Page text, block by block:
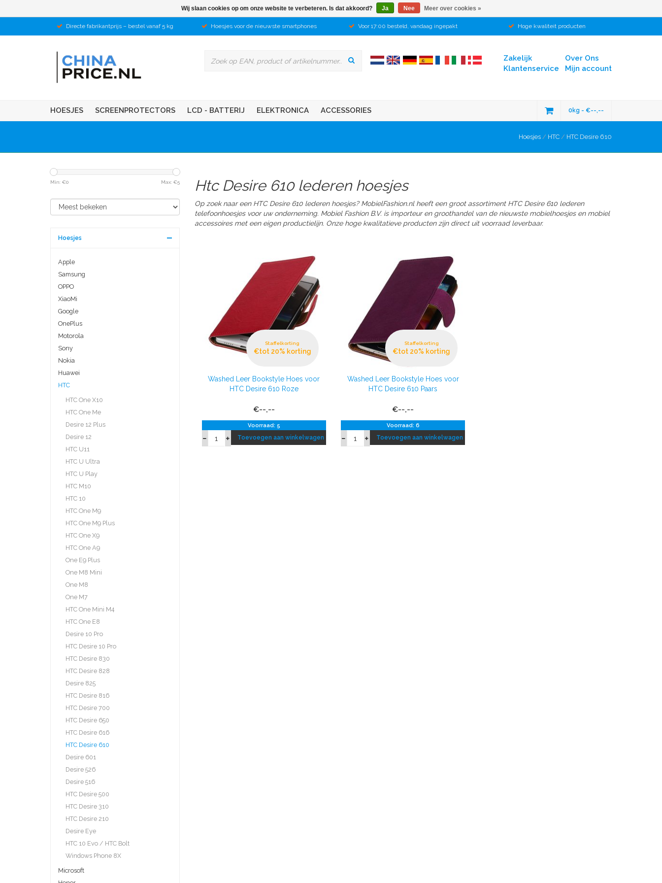
Directe fabrikantprijs – bestel vanaf 5 kg Hoesjes voor de nieuwste smartphones Voor 17:00 besteld, vandaag ingepakt Hoge kwaliteit producten
Over Ons
Mijn account
Zakelijk
Klantenservice
HOESJES SCREENPROTECTORS LCD - BATTERIJ ELEKTRONICA ACCESSORIES 0kg - €--,--
Hoesjes / HTC / HTC Desire 610
Min: €0 Max: €5
Hoesjes
Apple
Samsung
OPPO
XiaoMi
Google
OnePlus
Motorola
Sony
Nokia
Huawei
HTC
HTC One X10
HTC One Me
Desire 12 Plus
Desire 12
HTC U11
HTC U Ultra
HTC U Play
HTC M10
HTC 10
HTC One M9
HTC One M9 Plus
HTC One X9
HTC One A9
One E9 Plus
One M8 Mini
One M8
One M7
HTC One Mini M4
HTC One E8
Desire 10 Pro
HTC Desire 10 Pro
HTC Desire 830
HTC Desire 828
Desire 825
HTC Desire 816
HTC Desire 700
HTC Desire 650
HTC Desire 616
HTC Desire 610
Desire 601
Desire 526
Desire 516
HTC Desire 500
HTC Desire 310
HTC Desire 210
Desire Eye
HTC 10 Evo / HTC Bolt
Windows Phone 8X
Microsoft
Htc Desire 610 lederen hoesjes
Op zoek naar een HTC Desire 610 lederen hoesjes? MobielFashion.nl heeft een groot assortiment HTC Desire 610 lederen
telefoonhoesjes voor uw onderneming. Mobiel Fashion B.V. is importeur en groothandel van de nieuwste mobielhoesjes en mobiel
accessoires met een eigen productielijn. Onze hoge kwalitatieve producten zijn direct uit voorraad leverbaar.
Staffelkorting
€tot 20% korting
Washed Leer Bookstyle Hoes voor
HTC Desire 610 Roze
€--,--
Voorraad: 5
Toevoegen aan winkelwagen
Staffelkorting
€tot 20% korting
Washed Leer Bookstyle Hoes voor
HTC Desire 610 Paars
€--,--
Voorraad: 6
Toevoegen aan winkelwagen
Wij slaan cookies op om onze website te verbeteren. Is dat akkoord? Ja Nee Meer over cookies »